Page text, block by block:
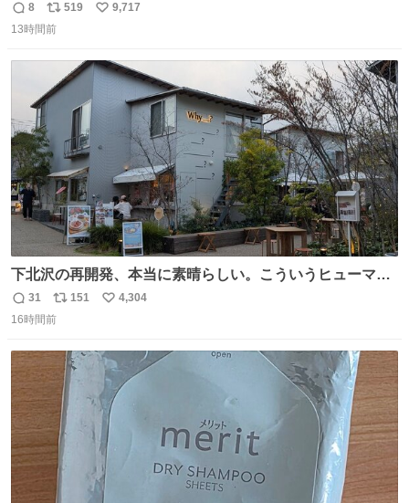
返
信
8
リ
ポ
数
519
い
数
9,717
13時間前
下北沢の再開発、本当に素晴らしい。こういうヒューマン
スケールの開発がいいんだよ。
返
信
31
リ
ポ
ト
数
151
い
数
4,304
16時間前